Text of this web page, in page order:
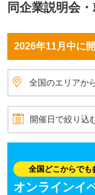
同企業説明会
2026年11月中に
全国のエリアか
全国のエリアか
北海道・東北
北海道
青森県
岩手県
秋田県
宮城県
山形県
福島県
北関東
茨城県
栃木県
群馬県
首都圏
埼玉県
東京都
神奈川県
千葉県
甲信越
山梨県
長野県
新潟県
北陸
石川県
富山県
福井県
東海
愛知県
静岡県
岐阜県
三重県
関西
大阪府
兵庫県
京都府
滋賀県
奈良県
和歌山県
四国
愛媛県
香川県
高知県
徳島県
中国
岡山県
広島県
島根県
鳥取県
山口県
九州・沖縄
福岡県
佐賀県
長崎県
熊本県
大分県
宮崎県
鹿児島県
沖縄県
開催日で絞り込
月
1 2
全国どこからでも
オンラインイ